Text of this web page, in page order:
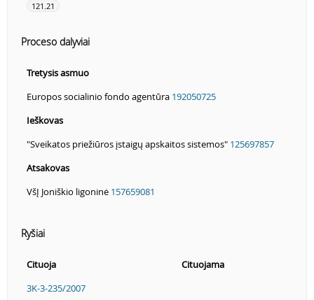
121.21
Proceso dalyviai
Tretysis asmuo
Europos socialinio fondo agentūra 192050725
Ieškovas
"Sveikatos priežiūros įstaigų apskaitos sistemos" 125697857
Atsakovas
VšĮ Joniškio ligoninė 157659081
Ryšiai
Cituoja
Cituojama
3K-3-235/2007